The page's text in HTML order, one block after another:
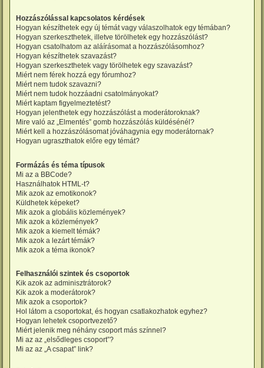
Hozzászólással kapcsolatos kérdések
Hogyan készíthetek egy új témát vagy válaszolhatok egy témában?
Hogyan szerkeszthetek, illetve törölhetek egy hozzászólást?
Hogyan csatolhatom az aláírásomat a hozzászólásomhoz?
Hogyan készíthetek szavazást?
Hogyan szerkeszthetek vagy törölhetek egy szavazást?
Miért nem férek hozzá egy fórumhoz?
Miért nem tudok szavazni?
Miért nem tudok hozzáadni csatolmányokat?
Miért kaptam figyelmeztetést?
Hogyan jelenthetek egy hozzászólást a moderátoroknak?
Mire való az „Elmentés” gomb hozzászólás küldésénél?
Miért kell a hozzászólásomat jóváhagynia egy moderátornak?
Hogyan ugraszthatok előre egy témát?
Formázás és téma típusok
Mi az a BBCode?
Használhatok HTML-t?
Mik azok az emotikonok?
Küldhetek képeket?
Mik azok a globális közlemények?
Mik azok a közlemények?
Mik azok a kiemelt témák?
Mik azok a lezárt témák?
Mik azok a téma ikonok?
Felhasználói szintek és csoportok
Kik azok az adminisztrátorok?
Kik azok a moderátorok?
Mik azok a csoportok?
Hol látom a csoportokat, és hogyan csatlakozhatok egyhez?
Hogyan lehetek csoportvezető?
Miért jelenik meg néhány csoport más színnel?
Mi az az „elsődleges csoport”?
Mi az az „A csapat” link?